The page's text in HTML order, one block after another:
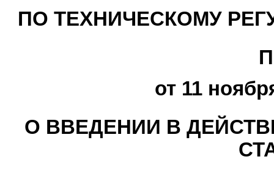
ПО ТЕХНИЧЕСКОМУ
от 11
О ВВЕДЕНИИ В